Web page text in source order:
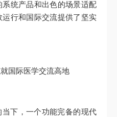
统产品和出色的场景适配
行和国际交流提供了坚实
国际医学交流高地
下，一个功能完备的现代